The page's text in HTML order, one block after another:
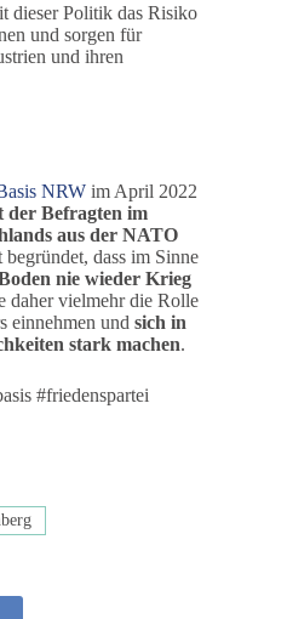
dieser Politik das Risiko
und sorgen für
und ihren
NRW im April 2022
der Befragten im
aus der NATO
dass im Sinne
nie wieder Krieg
daher vielmehr die Rolle
einnehmen und sich in
stark machen.
#friedenspartei